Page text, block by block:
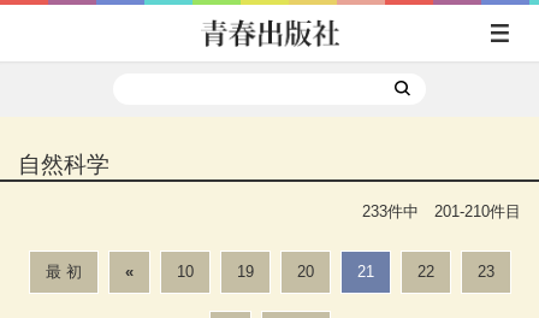
自然科学
233件中 201-210件目
最 初 « 10 19 20 21 22 23